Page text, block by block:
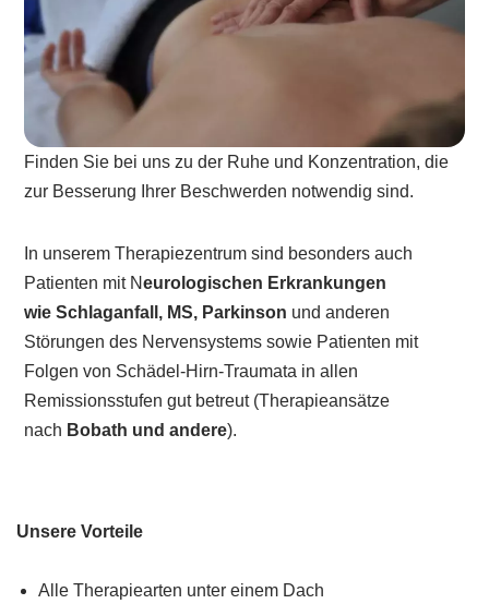
Finden Sie bei uns zu der Ruhe und Konzentration, die
zur Besserung Ihrer Beschwerden notwendig sind.
In unserem Therapiezentrum sind besonders auch
Patienten mit Neurologischen Erkrankungen
wie Schlaganfall, MS, Parkinson und anderen
Störungen des Nervensystems sowie Patienten mit
Folgen von Schädel-Hirn-Traumata in allen
Remissionsstufen gut betreut (Therapieansätze
nach Bobath und andere).
Unsere Vorteile
Alle Therapiearten unter einem Dach